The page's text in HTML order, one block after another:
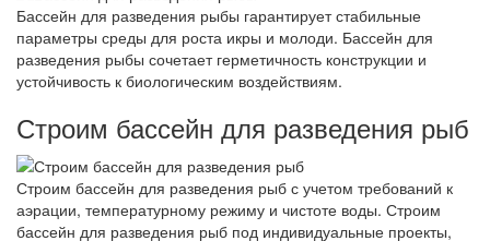
Бассейн для разведения рыбы гарантирует стабильные
параметры среды для роста икры и молоди. Бассейн для
разведения рыбы сочетает герметичность конструкции и
устойчивость к биологическим воздействиям.
Строим бассейн для разведения рыб
Строим бассейн для разведения рыб с учетом требований к
аэрации, температурному режиму и чистоте воды. Строим
бассейн для разведения рыб под индивидуальные проекты,